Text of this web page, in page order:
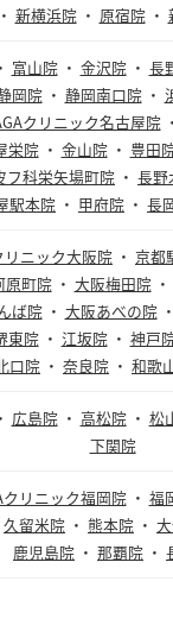
・ 新横浜院 ・ 原宿院 ・
・ 富山院 ・ 金沢院 ・ 長
岡院 ・ 静岡南口院 ・
クリニック名古屋院
栄院 ・ 金山院 ・ 豊田
フ科栄矢場町院 ・ 長野
駅本院 ・ 甲府院 ・ 長
リニック大阪院 ・ 京都
原町院 ・ 大阪梅田院 ・
ば院 ・ 大阪あべの院
東院 ・ 江坂院 ・ 神戸
口院 ・ 奈良院 ・ 和歌
・ 広島院 ・ 高松院 ・ 松
下関院
クリニック福岡院 ・ 福
久留米院 ・ 熊本院 ・
鹿児島院 ・ 那覇院 ・